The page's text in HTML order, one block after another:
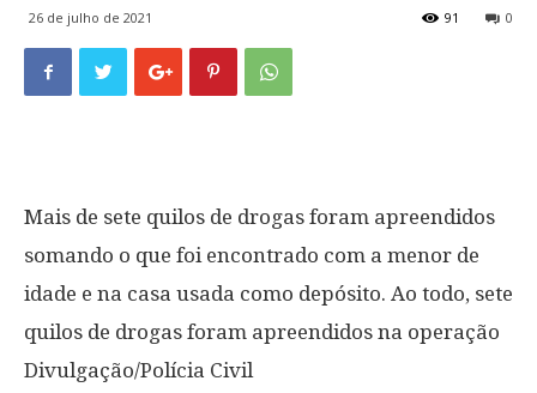
26 de julho de 2021 0
91
Mais de sete quilos de drogas foram apreendidos
somando o que foi encontrado com a menor de
idade e na casa usada como depósito. Ao todo, sete
quilos de drogas foram apreendidos na operação
Divulgação/Polícia Civil